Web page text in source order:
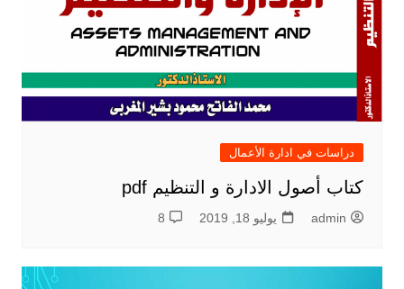
دراسات في ادارة الأعمال
كتاب أصول الادارة و التنظيم pdf
admin يوليو 18, 2019 8